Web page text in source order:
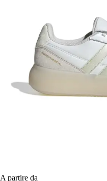
A partire da